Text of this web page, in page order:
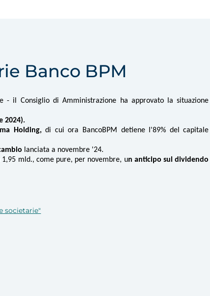
Banco BPM
il Consiglio di Amministrazione ha approvato la situazione
2024).
Holding,di cui ora BancoBPM detiene l'89% del capitale
lanciata a novembre '24.
mld., come pure, per novembre, un anticipo sul dividendo
societarie"